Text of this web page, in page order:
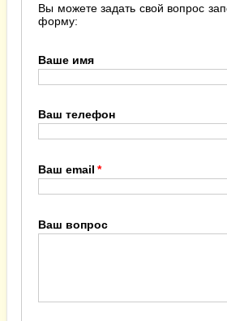
Вы можете задать свой вопрос
форму:
Ваше имя
Ваш телефон
Ваш email
Ваш вопрос